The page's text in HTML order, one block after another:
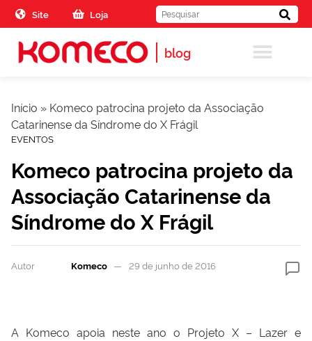
Skip to the content
Site Loja
blog
Início » Komeco patrocina projeto da Associação
Catarinense da Síndrome do X Frágil
EVENTOS
Komeco patrocina projeto da
Associação Catarinense da
Síndrome do X Frágil
Autor Komeco 29 de junho de 2016
A Komeco apoia neste ano o Projeto X – Lazer e